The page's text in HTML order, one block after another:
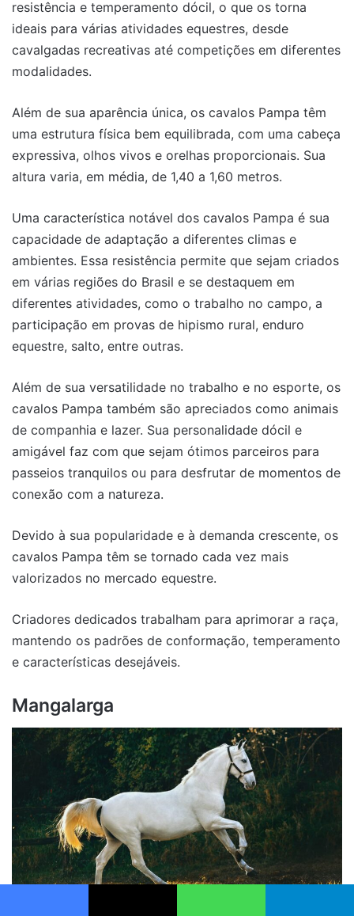
resistência e temperamento dócil, o que os torna
ideais para várias atividades equestres, desde
cavalgadas recreativas até competições em diferentes
modalidades.
Além de sua aparência única, os cavalos Pampa têm
uma estrutura física bem equilibrada, com uma cabeça
expressiva, olhos vivos e orelhas proporcionais. Sua
altura varia, em média, de 1,40 a 1,60 metros.
Uma característica notável dos cavalos Pampa é sua
capacidade de adaptação a diferentes climas e
ambientes. Essa resistência permite que sejam criados
em várias regiões do Brasil e se destaquem em
diferentes atividades, como o trabalho no campo, a
participação em provas de hipismo rural, enduro
equestre, salto, entre outras.
Além de sua versatilidade no trabalho e no esporte, os
cavalos Pampa também são apreciados como animais
de companhia e lazer. Sua personalidade dócil e
amigável faz com que sejam ótimos parceiros para
passeios tranquilos ou para desfrutar de momentos de
conexão com a natureza.
Devido à sua popularidade e à demanda crescente, os
cavalos Pampa têm se tornado cada vez mais
valorizados no mercado equestre.
Criadores dedicados trabalham para aprimorar a raça,
mantendo os padrões de conformação, temperamento
e características desejáveis.
Mangalarga